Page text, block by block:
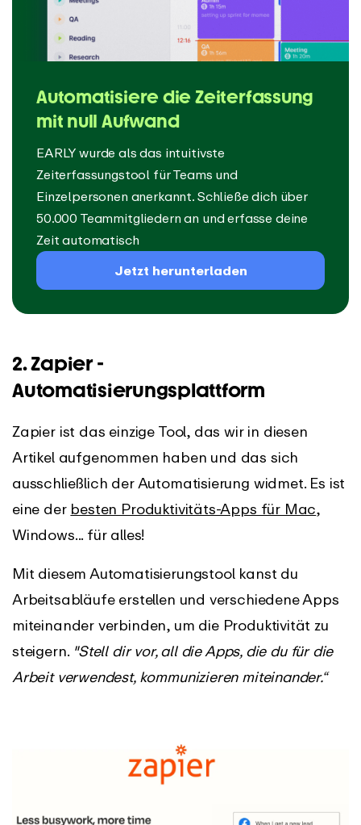
Automatisiere die Zeiterfassung
mit null Aufwand
EARLY wurde als das intuitivste
Zeiterfassungstool für Teams und
Einzelpersonen anerkannt. Schließe dich über
50.000 Teammitgliedern an und erfasse deine
Zeit automatisch
Jetzt herunterladen
2. Zapier -
Automatisierungsplattform
Zapier ist das einzige Tool, das wir in diesen
Artikel aufgenommen haben und das sich
ausschließlich der Automatisierung widmet. Es ist
eine der besten Produktivitäts-Apps für Mac,
Windows... für alles!
Mit diesem Automatisierungstool kanst du
Arbeitsabläufe erstellen und verschiedene Apps
miteinander verbinden, um die Produktivität zu
steigern. "Stell dir vor, all die Apps, die du für die
Arbeit verwendest, kommunizieren miteinander.“